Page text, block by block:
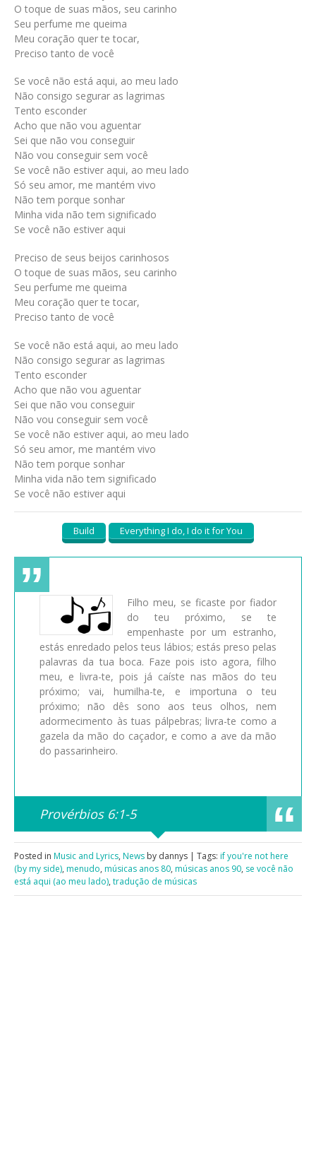
O toque de suas mãos, seu carinho
Seu perfume me queima
Meu coração quer te tocar,
Preciso tanto de você
Se você não está aqui, ao meu lado
Não consigo segurar as lagrimas
Tento esconder
Acho que não vou aguentar
Sei que não vou conseguir
Não vou conseguir sem você
Se você não estiver aqui, ao meu lado
Só seu amor, me mantém vivo
Não tem porque sonhar
Minha vida não tem significado
Se você não estiver aqui
Preciso de seus beijos carinhosos
O toque de suas mãos, seu carinho
Seu perfume me queima
Meu coração quer te tocar,
Preciso tanto de você
Se você não está aqui, ao meu lado
Não consigo segurar as lagrimas
Tento esconder
Acho que não vou aguentar
Sei que não vou conseguir
Não vou conseguir sem você
Se você não estiver aqui, ao meu lado
Só seu amor, me mantém vivo
Não tem porque sonhar
Minha vida não tem significado
Se você não estiver aqui
Build Everything I do, I do it for You
Filho meu, se ficaste por fiador
do teu próximo, se te
empenhaste por um estranho,
estás enredado pelos teus lábios; estás preso pelas
palavras da tua boca. Faze pois isto agora, filho
meu, e livra-te, pois já caíste nas mãos do teu
próximo; vai, humilha-te, e importuna o teu
próximo; não dês sono aos teus olhos, nem
adormecimento às tuas pálpebras; livra-te como a
gazela da mão do caçador, e como a ave da mão
do passarinheiro.
Provérbios 6:1-5
Posted in Music and Lyrics, News by dannys | Tags: if you're not here
(by my side), menudo, músicas anos 80, músicas anos 90, se você não
está aqui (ao meu lado), tradução de músicas